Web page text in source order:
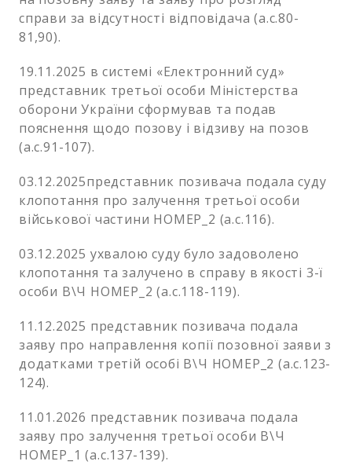
справи за відсутності відповідача (а.с.80-
81,90).
19.11.2025 в системі «Електронний суд»
представник третьої особи Міністерства
оборони України сформував та подав
пояснення щодо позову і відзиву на позов
(а.с.91-107).
03.12.2025представник позивача подала суду
клопотання про залучення третьої особи
військової частини НОМЕР_2 (а.с.116).
03.12.2025 ухвалою суду було задоволено
клопотання та залучено в справу в якості 3-ї
особи В\Ч НОМЕР_2 (а.с.118-119).
11.12.2025 представник позивача подала
заяву про направлення копії позовної заяви з
додатками третій особі В\Ч НОМЕР_2 (а.с.123-
124).
11.01.2026 представник позивача подала
заяву про залучення третьої особи В\Ч
НОМЕР_1 (а.с.137-139).